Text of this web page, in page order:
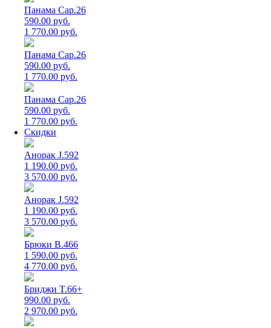
Панама Cap.26
590.00 руб.
1 770.00 руб.
Панама Cap.26
590.00 руб.
1 770.00 руб.
Панама Cap.26
590.00 руб.
1 770.00 руб.
Скидки
Анорак J.592
1 190.00 руб.
3 570.00 руб.
Анорак J.592
1 190.00 руб.
3 570.00 руб.
Брюки B.466
1 590.00 руб.
4 770.00 руб.
Бриджи T.66+
990.00 руб.
2 970.00 руб.